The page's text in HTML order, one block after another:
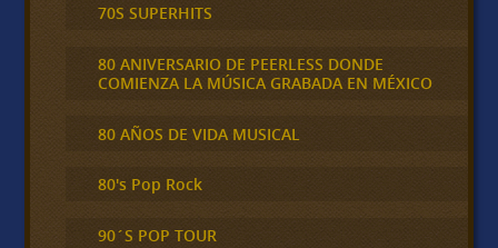
70S SUPERHITS
80 ANIVERSARIO DE PEERLESS DONDE
COMIENZA LA MÚSICA GRABADA EN MÉXICO
80 AÑOS DE VIDA MUSICAL
80's Pop Rock
90´S POP TOUR